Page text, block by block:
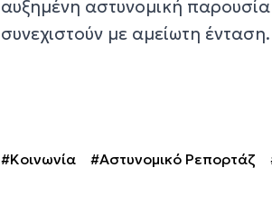
αυξημένη αστυνομική
συνεχιστούν με αμείωτη ένταση.
#Κοινωνία #Αστυνομικό Ρεπορτάζ